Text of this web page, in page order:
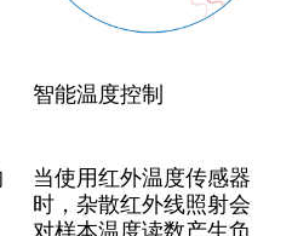
智能温度控制
当使用红外温度传感器
时，杂散红外线照射会
对样本温度读数产生负